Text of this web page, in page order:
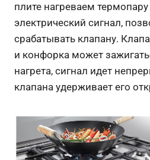
плите нагреваем
электрический сигнал,
срабатывать клапану.
и конфорка может
нагрета, сигнал идет
клапана удерживает его